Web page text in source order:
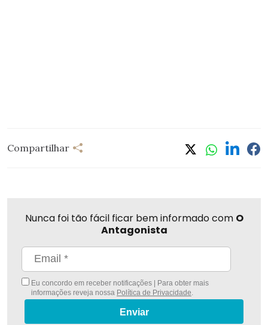
Compartilhar
Nunca foi tão fácil ficar bem informado com O
Antagonista
Eu concordo em receber notificações | Para obter mais
informações reveja nossa Política de Privacidade
Enviar